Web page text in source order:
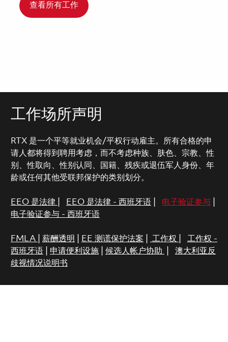
查看所有工作
工作场所声明
RTX 是一个平等就业机会/平权行动雇主。所有合格的申
请人都将得到聘用考虑，而不考虑种族、肤色、宗教、性
别、性取向、性别认同、国籍、残疾或退伍军人身份、年
龄或任何其他受联邦保护的类别划分。
EEO 是法律 EEO 是法律 - 西班牙语| 电子验证参与|
电子验证参与 - 西班牙语
FMLA 薪酬透明 EE 测谎保护法案 工作权
工作权 -
西班牙语| 申请便利设施| 候选人帐户协助
澳大利亚反
歧视情况说明书